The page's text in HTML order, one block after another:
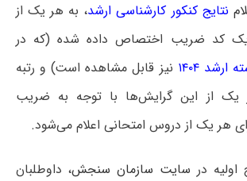
نتایج کنکور کارشناسی ارشد، به هر یک از
کد ضریب اختصاص داده شده (که در
۱۴۰۴
نیز قابل مشاهده است) و رتبه
یک از این گرایش‌ها با توجه به ضریب
هر یک از دروس امتحانی اعلام می‌شود.
اولیه در سایت سازمان سنجش، داوطلبان